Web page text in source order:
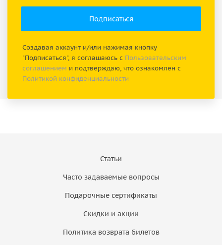
Создавая аккаунт и/или нажимая кнопку
"Подписаться", я соглашаюсь с Пользовательским
соглашением и подтверждаю, что ознакомлен с
Политикой конфиденциальности
Статьи
Часто задаваемые вопросы
Подарочные сертификаты
Скидки и акции
Политика возврата билетов